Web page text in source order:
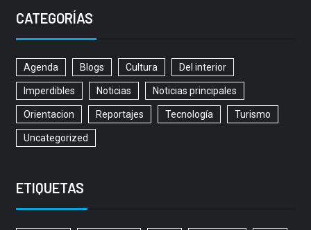
CATEGORÍAS
Agenda Blogs Cultura Del interior
Imperdibles Noticias Noticias principales
Orientacion Reportajes Tecnología Turismo
Uncategorized
ETIQUETAS